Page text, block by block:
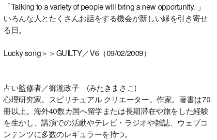
「Talking to a variety of people will bring a new opportunity. 」
いろんな人とたくさんお話をする機会が新しい縁を引き寄せ
る日。
Lucky song＞＞GUILTY／V6（09/02/2009）
占い監修者／御瀧政子 (みたきまさこ)
心理研究家。スピリチュアル クリエーター。作家。著書は70
冊以上。海外40数カ国へ留学または長期滞在や旅をした経験
を生かし、講演での活動やテレビ・ラジオや雑誌、ウェブコ
ンテンツに多数のレギュラーを持つ。